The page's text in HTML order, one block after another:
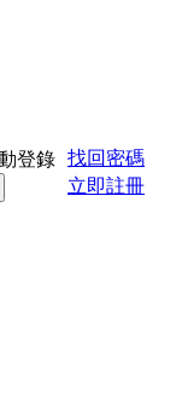
登錄 找回密碼
立即註冊